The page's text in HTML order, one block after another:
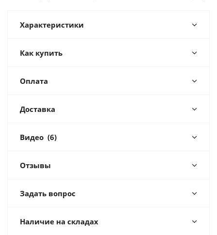
Характеристики
Как купить
Оплата
Доставка
Видео (6)
Отзывы
Задать вопрос
Наличие на складах